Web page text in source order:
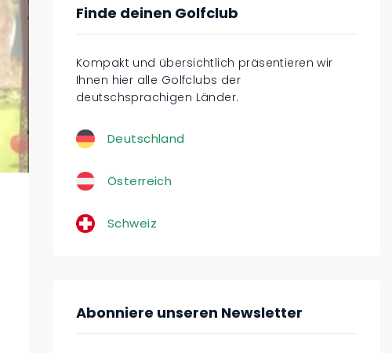
Finde deinen Golfclub
Kompakt und übersichtlich präsentieren wir
Ihnen hier alle Golfclubs der
deutschsprachigen Länder.
Deutschland
Österreich
Schweiz
Abonniere unseren Newsletter